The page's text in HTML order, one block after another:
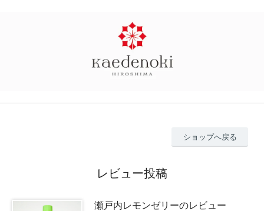
ショップへ戻る
レビュー投稿
瀬戸内レモンゼリーのレビュー